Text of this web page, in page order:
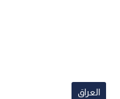
العراق